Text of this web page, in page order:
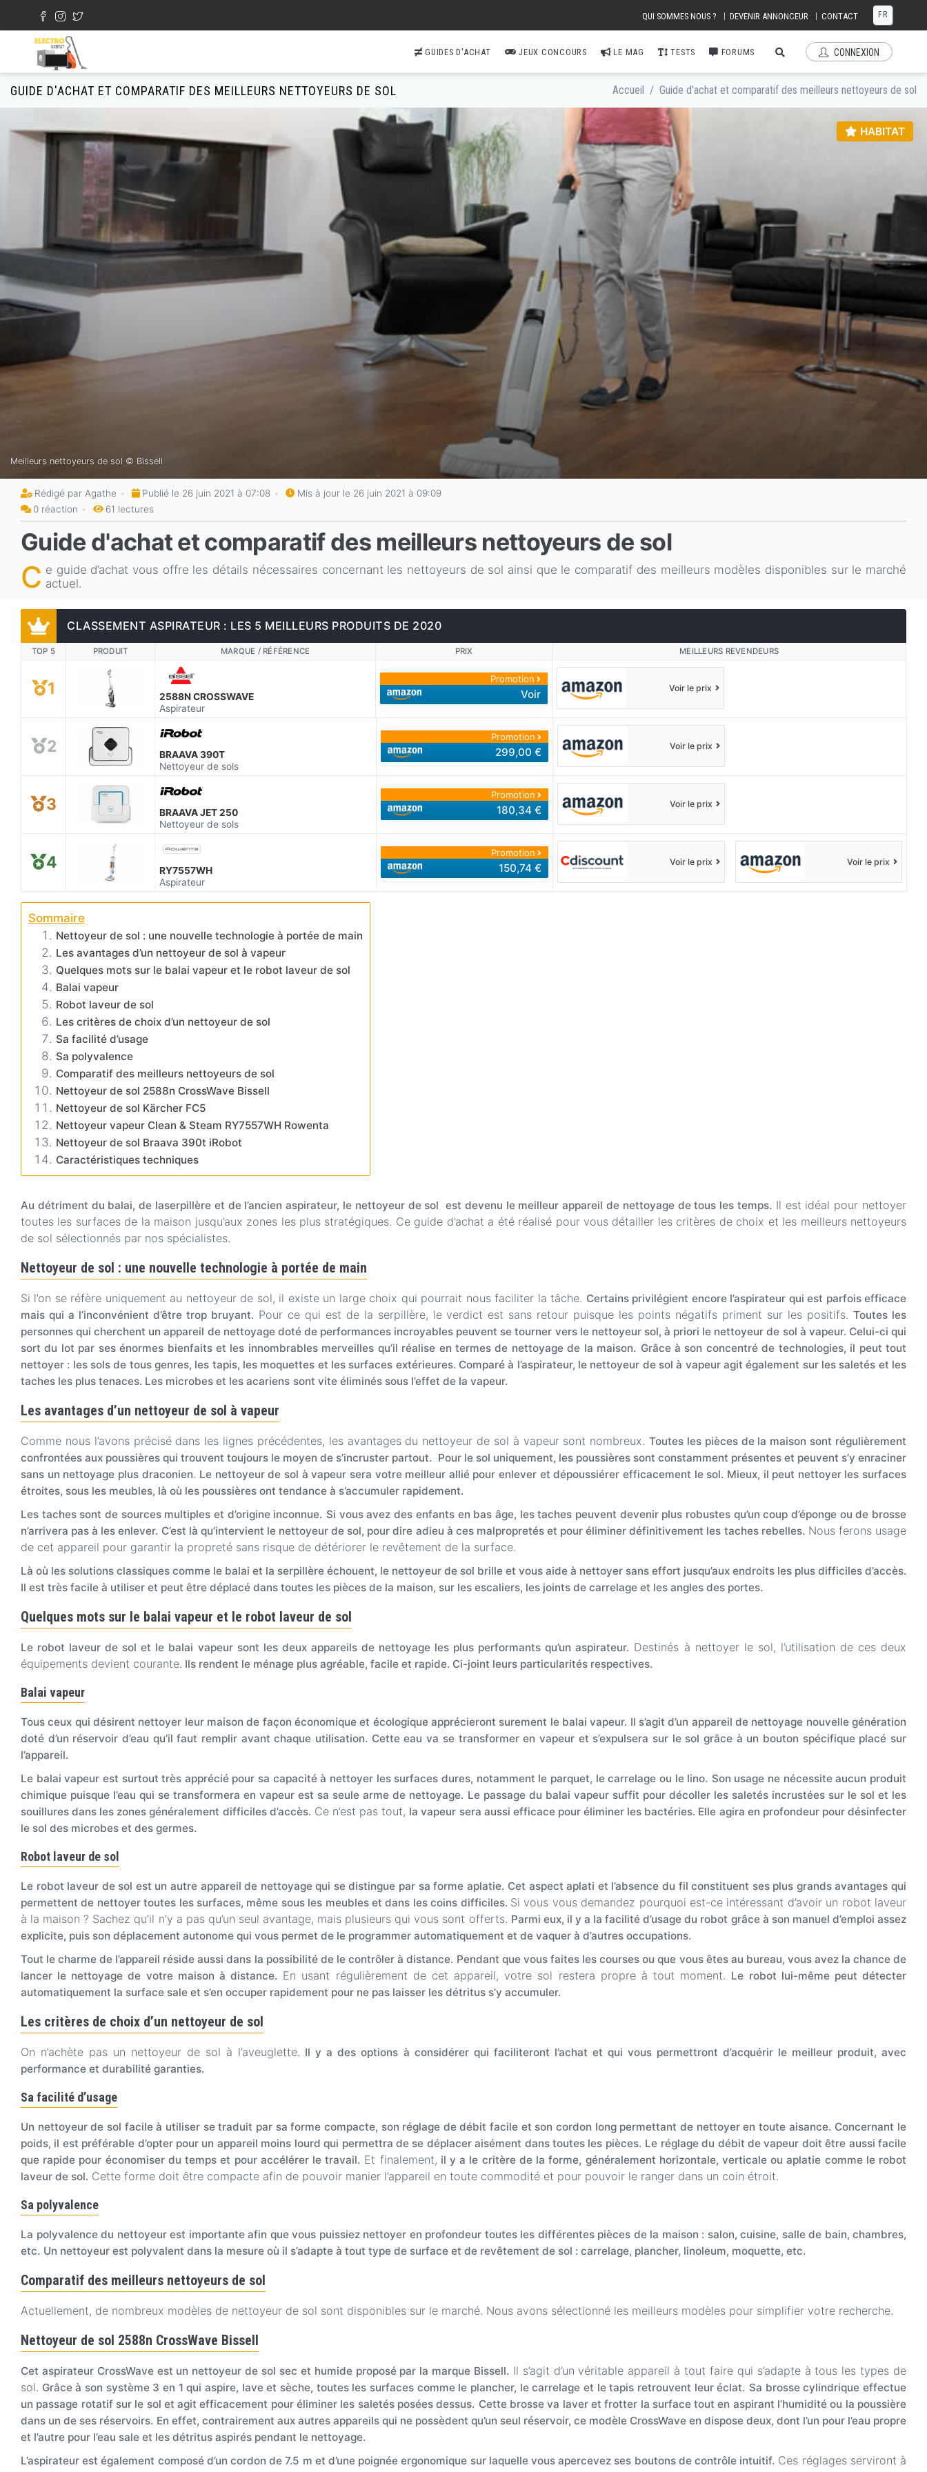
Aller au contenu principal
QUI SOMMES NOUS ? | DEVENIR ANNONCEUR | CONTACT FR
Formulaire de recherche GUIDES D'ACHAT JEUX CONCOURS LE MAG TESTS FORUMS CONNEXION
GUIDE D'ACHAT ET COMPARATIF DES MEILLEURS NETTOYEURS DE SOL Accueil / Guide d'achat et comparatif des meilleurs nettoyeurs de sol
HABITAT
Meilleurs nettoyeurs de sol © Bissell
Rédigé par Agathe Publié le 26 juin 2021 à 07:08
Mis à jour le 26 juin 2021 à 09:09
0 réaction
61 lectures
Guide d'achat et comparatif des meilleurs nettoyeurs de sol
C e guide d’achat vous offre les détails nécessaires concernant les nettoyeurs de sol ainsi que le comparatif des meilleurs modèles disponibles sur le marché
actuel.
CLASSEMENT ASPIRATEUR : LES 5 MEILLEURS PRODUITS DE 2020
TOP 5 PRODUIT MARQUE / RÉFÉRENCE PRIX MEILLEURS REVENDEURS
1
2588N CROSSWAVE
Aspirateur
Promotion
Voir Voir le prix
2
BRAAVA 390T
Nettoyeur de sols
Promotion
299,00 € Voir le prix
3
BRAAVA JET 250
Nettoyeur de sols
Promotion
180,34 € Voir le prix
4
RY7557WH
Aspirateur
Promotion
150,74 € Voir le prix Voir le prix
Sommaire
Nettoyeur de sol : une nouvelle technologie à portée de main
Les avantages d’un nettoyeur de sol à vapeur
Quelques mots sur le balai vapeur et le robot laveur de sol
Balai vapeur
Robot laveur de sol
Les critères de choix d’un nettoyeur de sol
Sa facilité d’usage
Sa polyvalence
Comparatif des meilleurs nettoyeurs de sol
Nettoyeur de sol 2588n CrossWave Bissell
Nettoyeur de sol Kärcher FC5
Nettoyeur vapeur Clean & Steam RY7557WH Rowenta
Nettoyeur de sol Braava 390t iRobot
Caractéristiques techniques
Au détriment du balai, de laserpillère et de l’ancien aspirateur, le nettoyeur de sol est devenu le meilleur appareil de nettoyage de tous les temps. Il est idéal pour nettoyer
toutes les surfaces de la maison jusqu’aux zones les plus stratégiques. Ce guide d’achat a été réalisé pour vous détailler les critères de choix et les meilleurs nettoyeurs
de sol sélectionnés par nos spécialistes.
Nettoyeur de sol : une nouvelle technologie à portée de main
Si l’on se réfère uniquement au nettoyeur de sol, il existe un large choix qui pourrait nous faciliter la tâche. Certains privilégient encore l’aspirateur qui est parfois efficace
mais qui a l’inconvénient d’être trop bruyant. Pour ce qui est de la serpillère, le verdict est sans retour puisque les points négatifs priment sur les positifs.Toutes les
personnes qui cherchent un appareil de nettoyage doté de performances incroyables peuvent se tourner vers le nettoyeur sol, à priori le nettoyeur de sol à vapeur. Celui-ci qui
sort du lot par ses énormes bienfaits et les innombrables merveilles qu’il réalise en termes de nettoyage de la maison. Grâce à son concentré de technologies, il peut tout
nettoyer : les sols de tous genres, les tapis, les moquettes et les surfaces extérieures. Comparé à l’aspirateur, le nettoyeur de sol à vapeur agit également sur les saletés et les
taches les plus tenaces. Les microbes et les acariens sont vite éliminés sous l’effet de la vapeur.
Les avantages d’un nettoyeur de sol à vapeur
Comme nous l’avons précisé dans les lignes précédentes, les avantages du nettoyeur de sol à vapeur sont nombreux.Toutes les pièces de la maison sont régulièrement
confrontées aux poussières qui trouvent toujours le moyen de s’incruster partout. Pour le sol uniquement, les poussières sont constamment présentes et peuvent s’y enraciner
sans un nettoyage plus draconien. Le nettoyeur de sol à vapeur sera votre meilleur allié pour enlever et dépoussiérer efficacement le sol. Mieux, il peut nettoyer les surfaces
étroites, sous les meubles, là où les poussières ont tendance à s’accumuler rapidement.
Les taches sont de sources multiples et d’origine inconnue. Si vous avez des enfants en bas âge, les taches peuvent devenir plus robustes qu’un coup d’éponge ou de brosse
n’arrivera pas à les enlever. C’est là qu’intervient le nettoyeur de sol, pour dire adieu à ces malpropretés et pour éliminer définitivement les taches rebelles. Nous ferons usage
de cet appareil pour garantir la propreté sans risque de détériorer le revêtement de la surface.
Là où les solutions classiques comme le balai et la serpillère échouent, le nettoyeur de sol brille et vous aide à nettoyer sans effort jusqu’aux endroits les plus difficiles d’accès.
Il est très facile à utiliser et peut être déplacé dans toutes les pièces de la maison, sur les escaliers, les joints de carrelage et les angles des portes.
Quelques mots sur le balai vapeur et le robot laveur de sol
Le robot laveur de sol et le balai vapeur sont les deux appareils de nettoyage les plus performants qu’un aspirateur. Destinés à nettoyer le sol, l’utilisation de ces deux
équipements devient courante. Ils rendent le ménage plus agréable, facile et rapide. Ci-joint leurs particularités respectives.
Balai vapeur
Tous ceux qui désirent nettoyer leur maison de façon économique et écologique apprécieront surement le balai vapeur. Il s’agit d’un appareil de nettoyage nouvelle génération
doté d’un réservoir d’eau qu’il faut remplir avant chaque utilisation. Cette eau va se transformer en vapeur et s’expulsera sur le sol grâce à un bouton spécifique placé sur
l’appareil.
Le balai vapeur est surtout très apprécié pour sa capacité à nettoyer les surfaces dures, notamment le parquet, le carrelage ou le lino. Son usage ne nécessite aucun produit
chimique puisque l’eau qui se transformera en vapeur est sa seule arme de nettoyage. Le passage du balai vapeur suffit pour décoller les saletés incrustées sur le sol et les
souillures dans les zones généralement difficiles d’accès. Ce n’est pas tout, la vapeur sera aussi efficace pour éliminer les bactéries. Elle agira en profondeur pour désinfecter
le sol des microbes et des germes.
Robot laveur de sol
Le robot laveur de sol est un autre appareil de nettoyage qui se distingue par sa forme aplatie. Cet aspect aplati et l’absence du fil constituent ses plus grands avantages qui
permettent de nettoyer toutes les surfaces, même sous les meubles et dans les coins difficiles. Si vous vous demandez pourquoi est-ce intéressant d’avoir un robot laveur
à la maison ? Sachez qu’il n’y a pas qu’un seul avantage, mais plusieurs qui vous sont offerts. Parmi eux, il y a la facilité d’usage du robot grâce à son manuel d’emploi assez
explicite, puis son déplacement autonome qui vous permet de le programmer automatiquement et de vaquer à d’autres occupations.
Tout le charme de l’appareil réside aussi dans la possibilité de le contrôler à distance. Pendant que vous faites les courses ou que vous êtes au bureau, vous avez la chance de
lancer le nettoyage de votre maison à distance. En usant régulièrement de cet appareil, votre sol restera propre à tout moment. Le robot lui-même peut détecter
automatiquement la surface sale et s’en occuper rapidement pour ne pas laisser les détritus s’y accumuler.
Les critères de choix d’un nettoyeur de sol
On n’achète pas un nettoyeur de sol à l’aveuglette. Il y a des options à considérer qui faciliteront l’achat et qui vous permettront d’acquérir le meilleur produit, avec
performance et durabilité garanties.
Sa facilité d’usage
Un nettoyeur de sol facile à utiliser se traduit par sa forme compacte, son réglage de débit facile et son cordon long permettant de nettoyer en toute aisance. Concernant le
poids, il est préférable d’opter pour un appareil moins lourd qui permettra de se déplacer aisément dans toutes les pièces. Le réglage du débit de vapeur doit être aussi facile
que rapide pour économiser du temps et pour accélérer le travail. Et finalement, il y a le critère de la forme, généralement horizontale, verticale ou aplatie comme le robot
laveur de sol. Cette forme doit être compacte afin de pouvoir manier l’appareil en toute commodité et pour pouvoir le ranger dans un coin étroit.
Sa polyvalence
La polyvalence du nettoyeur est importante afin que vous puissiez nettoyer en profondeur toutes les différentes pièces de la maison : salon, cuisine, salle de bain, chambres,
etc. Un nettoyeur est polyvalent dans la mesure où il s’adapte à tout type de surface et de revêtement de sol : carrelage, plancher, linoleum, moquette, etc.
Comparatif des meilleurs nettoyeurs de sol
Actuellement, de nombreux modèles de nettoyeur de sol sont disponibles sur le marché. Nous avons sélectionné les meilleurs modèles pour simplifier votre recherche.
Nettoyeur de sol 2588n CrossWave Bissell
Cet aspirateur CrossWave est un nettoyeur de sol sec et humide proposé par la marque Bissell. Il s’agit d’un véritable appareil à tout faire qui s’adapte à tous les types de
sol. Grâce à son système 3 en 1 qui aspire, lave et sèche, toutes les surfaces comme le plancher, le carrelage et le tapis retrouvent leur éclat. Sa brosse cylindrique effectue
un passage rotatif sur le sol et agit efficacement pour éliminer les saletés posées dessus. Cette brosse va laver et frotter la surface tout en aspirant l’humidité ou la poussière
dans un de ses réservoirs. En effet, contrairement aux autres appareils qui ne possèdent qu’un seul réservoir, ce modèle CrossWave en dispose deux, dont l’un pour l’eau propre
et l’autre pour l’eau sale et les détritus aspirés pendant le nettoyage.
L’aspirateur est également composé d’un cordon de 7.5 m et d’une poignée ergonomique sur laquelle vous apercevez ses boutons de contrôle intuitif. Ces réglages serviront à